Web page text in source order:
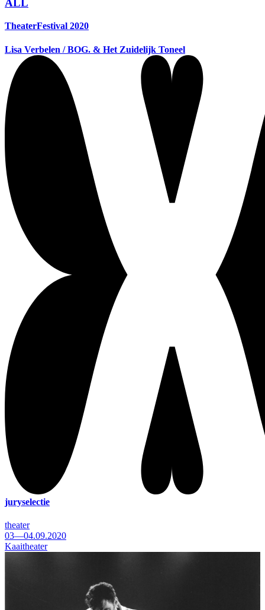
ALL
TheaterFestival 2020
Lisa Verbelen / BOG. & Het Zuidelijk Toneel
juryselectie
theater
03—04.09.2020
Kaaitheater